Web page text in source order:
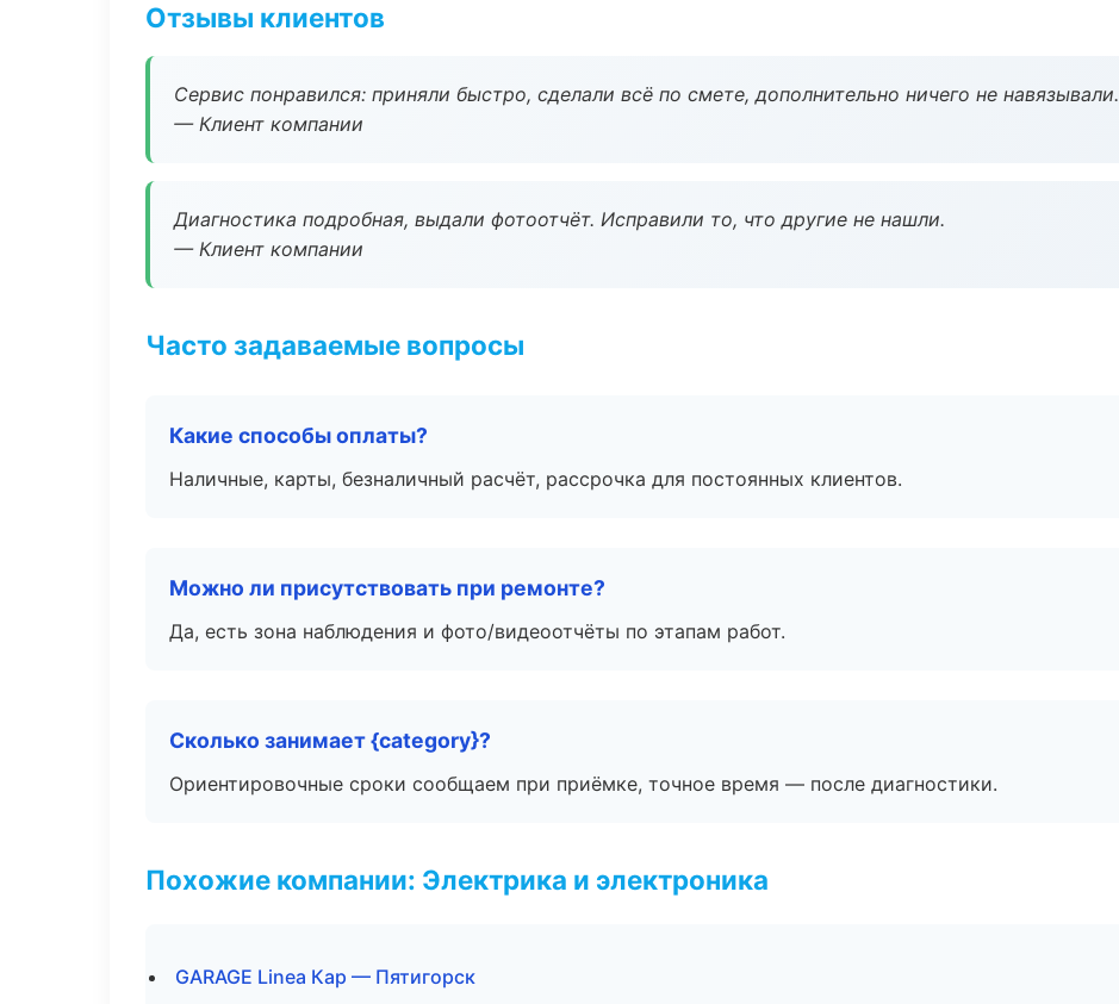
Отзывы клиентов
Сервис понравился: приняли быстро, сделали всё по смете, дополнительно ничего не навязывали.
— Клиент компании
Диагностика подробная, выдали фотоотчёт. Исправили то, что другие не нашли.
— Клиент компании
Часто задаваемые вопросы
Какие способы оплаты?
Наличные, карты, безналичный расчёт, рассрочка для постоянных клиентов.
Можно ли присутствовать при ремонте?
Да, есть зона наблюдения и фото/видеоотчёты по этапам работ.
Сколько занимает {category}?
Ориентировочные сроки сообщаем при приёмке, точное время — после диагностики.
Похожие компании: Электрика и электроника
GARAGE Linea Кар — Пятигорск